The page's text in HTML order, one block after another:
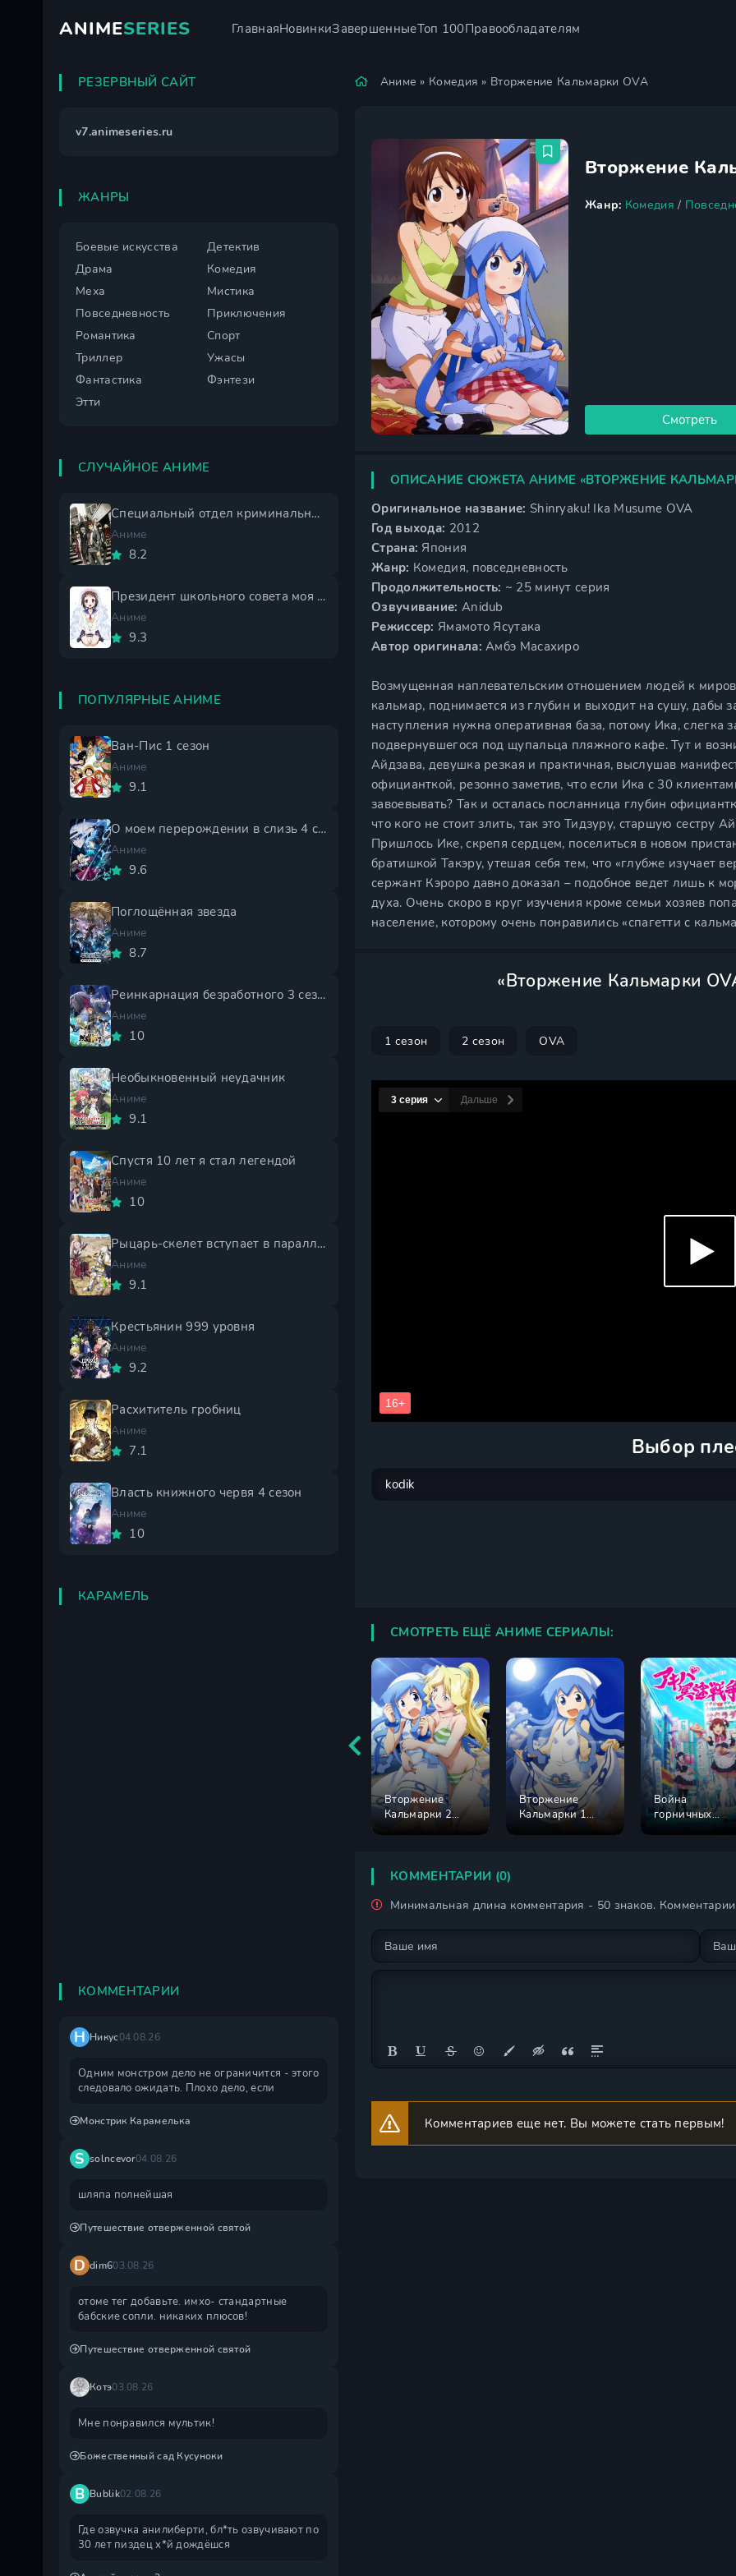
ANIMESERIES ГлавнаяНовинкиЗавершенныеТоп 100Правообладателям
Аниме » Комедия » Вторжение Кальмарки OVA
Вторжение
Жанр: Комедия /
Смотреть
ОПИСАНИЕ СЮЖЕТА АНИМЕ «ВТОРЖЕНИЕ
Оригинальное название: Shinryaku! Ika Musume OVA
Год выхода: 2012
Страна: Япония
Жанр: Комедия, повседневность
Продолжительность: ~ 25 минут серия
Озвучивание: Anidub
Режиссер: Ямамото Ясутака
Автор оригинала: Амбэ Масахиро
Возмущенная наплевательским отношением людей к
кальмар, поднимается из глубин и выходит на сушу, дабы
наступления нужна оперативная база, потому Ика,
подвернувшегося под щупальца пляжного кафе. Тут и
Айдзава, девушка резкая и практичная, выслушав
официанткой, резонно заметив, что если Ика с 30
завоевывать? Так и осталась посланница глубин
что кого не стоит злить, так это Тидзуру, старшую
Пришлось Ике, скрепя сердцем, поселиться в новом
братишкой Такэру, утешая себя тем, что «глубже изучает
сержант Кэроро давно доказал – подобное ведет лишь к
духа. Очень скоро в круг изучения кроме семьи хозяев
население, которому очень понравились «спагетти с
«Вторжение Кальмарки
1 сезон 2 сезон OVA
Выбор
СМОТРЕТЬ ЕЩЁ АНИМЕ СЕРИАЛЫ:
Вторжение
Кальмарки 2
Вторжение
Кальмарки 1
Война
горничных
КОММЕНТАРИИ (0)
Минимальная длина комментария - 50 знаков.
Комментариев еще нет. Вы можете стать первым!
РЕЗЕРВНЫЙ САЙТ
v7.animeseries.ru
ЖАНРЫ
Боевые искусства
Детектив
Драма
Комедия
Меха
Мистика
Повседневность
Приключения
Романтика
Спорт
Триллер
Ужасы
Фантастика
Фэнтези
Этти
СЛУЧАЙНОЕ АНИМЕ
Специальный отдел криминальных расследований: Токунана
Аниме
8.2
Президент школьного совета моя невеста 1 сезон
Аниме
9.3
ПОПУЛЯРНЫЕ АНИМЕ
Ван-Пис 1 сезон
Аниме
9.1
О моем перерождении в слизь 4 сезон
Аниме
9.6
Поглощённая звезда
Аниме
8.7
Реинкарнация безработного 3 сезон
Аниме
10
Необыкновенный неудачник
Аниме
9.1
Спустя 10 лет я стал легендой
Аниме
10
Рыцарь-скелет вступает в параллельный мир 2 сезон
Аниме
9.1
Крестьянин 999 уровня
Аниме
9.2
Расхититель гробниц
Аниме
7.1
Власть книжного червя 4 сезон
Аниме
10
КАРАМЕЛЬ
КОММЕНТАРИИ
Н Никус04.08.26
Одним монстром дело не ограничится - этого
следовало ожидать. Плохо дело, если
Монстрик Карамелька
S solncevor04.08.26
шляпа полнейшая
Путешествие отверженной святой
D dim603.08.26
отоме тег добавьте. имхо- стандартные
бабские сопли. никаких плюсов!
Путешествие отверженной святой
Котэ03.08.26
Мне понравился мультик!
Божественный сад Кусуноки
B Bublik02.08.26
Где озвучка анилиберти, бл*ть озвучивают по
30 лет пиздец х*й дождëшся